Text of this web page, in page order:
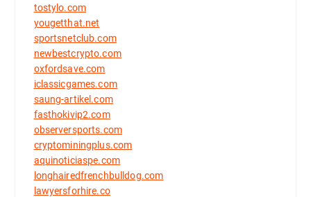
tostylo.com
yougetthat.net
sportsnetclub.com
newbestcrypto.com
oxfordsave.com
iclassicgames.com
saung-artikel.com
fasthokivip2.com
observersports.com
cryptominingplus.com
aquinoticiaspe.com
longhairedfrenchbulldog.com
lawyersforhire.co